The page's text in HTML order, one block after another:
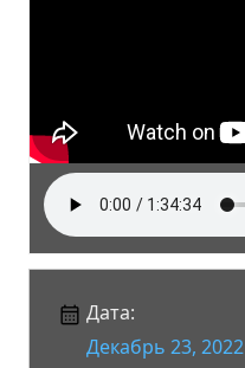
Дата:
Декабрь 23, 2022